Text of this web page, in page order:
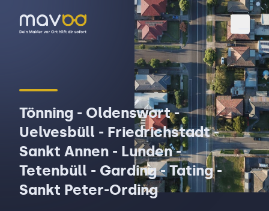
Tönning - Oldenswort -
Uelvesbüll - Friedrichstadt -
Sankt Annen - Lunden -
Tetenbüll - Garding - Tating -
Sankt Peter-Ording